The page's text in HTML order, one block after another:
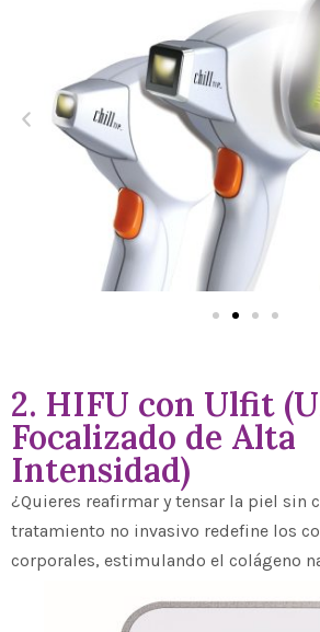
2. HIFU con Ulfit
Focalizado de Alta
Intensidad)
¿Quieres reafirmar y tensar la piel sin
tratamiento no invasivo redefine los
corporales, estimulando el colágeno